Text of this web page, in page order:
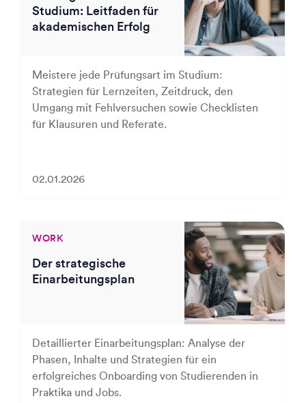
Studium: Leitfaden für
akademischen Erfolg
Meistere jede Prüfungsart im Studium:
Strategien für Lernzeiten, Zeitdruck, den
Umgang mit Fehlversuchen sowie Checklisten
für Klausuren und Referate.
02.01.2026
WORK
Der strategische
Einarbeitungsplan
Detaillierter Einarbeitungsplan: Analyse der
Phasen, Inhalte und Strategien für ein
erfolgreiches Onboarding von Studierenden in
Praktika und Jobs.